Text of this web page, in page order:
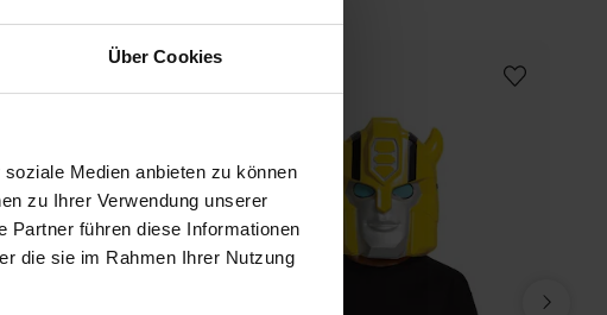
Über Cookies
Medien anbieten zu können
zu Ihrer Verwendung unserer
Partner führen diese Informationen
die sie im Rahmen Ihrer Nutzung